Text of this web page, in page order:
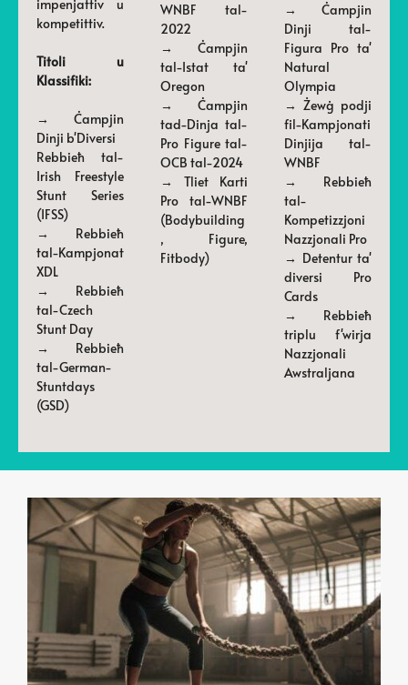
impenjattiv u
kompetittiv.
Titoli u
Klassifiki:
→ Ċampjin
Dinji b'Diversi
Rebbieħ tal-
Irish Freestyle
Stunt Series
(IFSS)
→ Rebbieħ
tal-Kampjonat
XDL
→ Rebbieħ
tal-Czech
Stunt Day
→ Rebbieħ
tal-German-
Stuntdays
(GSD)
WNBF tal-
2022
→ Ċampjin
tal-Istat ta'
Oregon
→ Ċampjin
tad-Dinja tal-
Pro Figure tal-
OCB tal-2024
→ Tliet Karti
Pro tal-WNBF
(Bodybuilding
, Figure,
Fitbody)
→ Ċampjin
Dinji tal-
Figura Pro ta'
Natural
Olympia
→ Żewġ podji
fil-Kampjonati
Dinjija tal-
WNBF
→ Rebbieħ
tal-
Kompetizzjoni
Nazzjonali Pro
→ Detentur ta'
diversi Pro
Cards
→ Rebbieħ
triplu f'wirja
Nazzjonali
Awstraljana